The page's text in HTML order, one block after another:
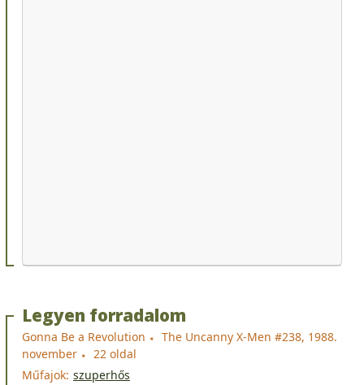
Legyen forradalom
Gonna Be a Revolution
The Uncanny X-Men #238, 1988.
november
22 oldal
Műfajok: szuperhős